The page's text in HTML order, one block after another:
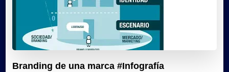
Branding de una marca #Infografía